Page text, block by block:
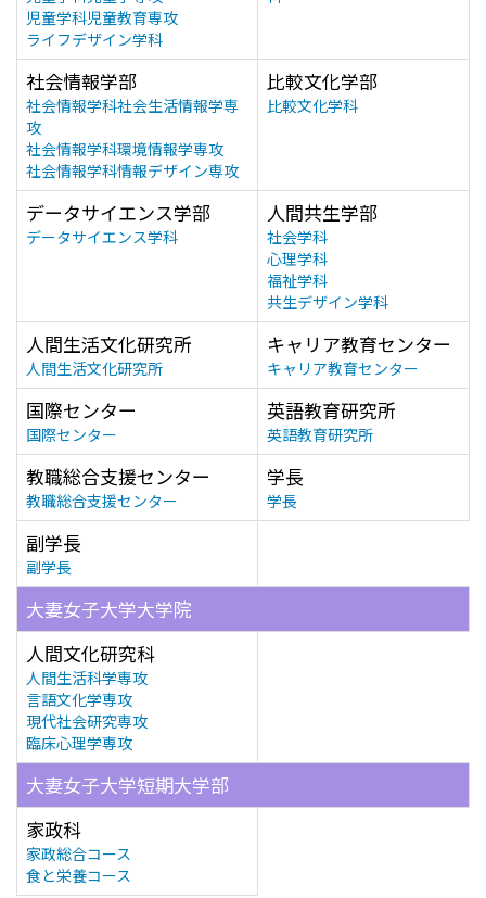
児童学科児童教育専攻
ライフデザイン学科
社会情報学部
社会情報学科社会生活情報学専
攻
社会情報学科環境情報学専攻
社会情報学科情報デザイン専攻
比較文化学部
比較文化学科
データサイエンス学部
データサイエンス学科
人間共生学部
社会学科
心理学科
福祉学科
共生デザイン学科
人間生活文化研究所
人間生活文化研究所
キャリア教育センター
キャリア教育センター
国際センター
国際センター
英語教育研究所
英語教育研究所
教職総合支援センター
教職総合支援センター
学長
学長
副学長
副学長
大妻女子大学大学院
人間文化研究科
人間生活科学専攻
言語文化学専攻
現代社会研究専攻
臨床心理学専攻
大妻女子大学短期大学部
家政科
家政総合コース
食と栄養コース